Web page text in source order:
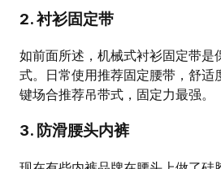
2. 衬衫固定带
如前面所述，机械式衬衫固定带是
式。日常使用推荐固定腰带，舒适
键场合推荐吊带式，固定力最强。
3. 防滑腰头内裤